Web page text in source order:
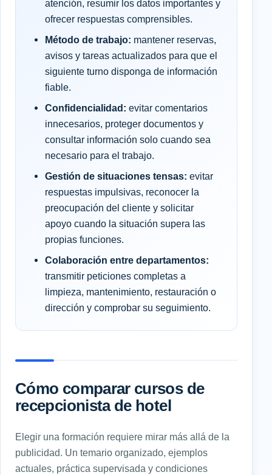
atención, resumir los datos importantes y
ofrecer respuestas comprensibles.
Método de trabajo: mantener reservas,
avisos y tareas actualizados para que el
siguiente turno disponga de información
fiable.
Confidencialidad: evitar comentarios
innecesarios, proteger documentos y
consultar información solo cuando sea
necesario para el trabajo.
Gestión de situaciones tensas: evitar
respuestas impulsivas, reconocer la
preocupación del cliente y solicitar
apoyo cuando la situación supera las
propias funciones.
Colaboración entre departamentos:
transmitir peticiones completas a
limpieza, mantenimiento, restauración o
dirección y comprobar su seguimiento.
Cómo comparar cursos de
recepcionista de hotel
Elegir una formación requiere mirar más allá de la
publicidad. Un temario organizado, ejemplos
actuales, práctica supervisada y condiciones